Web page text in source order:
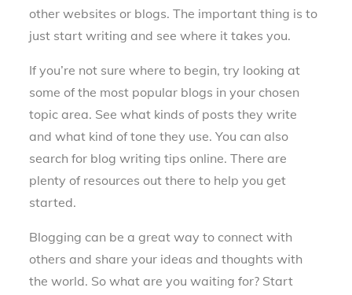
other websites or blogs. The important thing is to
just start writing and see where it takes you.
If you’re not sure where to begin, try looking at
some of the most popular blogs in your chosen
topic area. See what kinds of posts they write
and what kind of tone they use. You can also
search for blog writing tips online. There are
plenty of resources out there to help you get
started.
Blogging can be a great way to connect with
others and share your ideas and thoughts with
the world. So what are you waiting for? Start